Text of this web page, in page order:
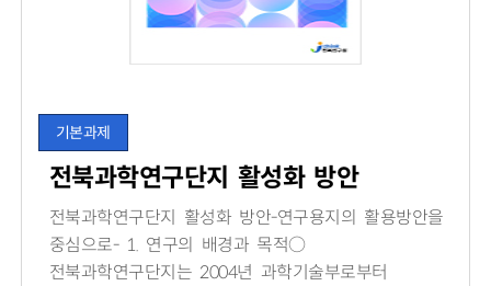
기본과제
전북과학연구단지 활성화 방안
전북과학연구단지 활성화 방안-연구용지의 활용방안을
중심으로- 1. 연구의 배경과 목적○
전북과학연구단지는 2004년 과학기술부로부터